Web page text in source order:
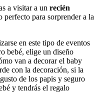
a visitar a un recién
perfecto para sorprender a la
en este tipo de eventos
bebé, elige un diseño
van a decorar el baby
con la decoración, si la
de los papis y seguro
y tendrás el regalo